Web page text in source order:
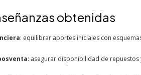
obtenidas
: equilibrar aportes iniciales con
: asegurar disponibilidad de